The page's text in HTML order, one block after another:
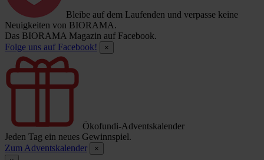
Bleibe auf dem Laufenden und verpasse keine
Neuigkeiten von BIORAMA.
Das BIORAMA Magazin auf Facebook.
Folge uns auf Facebook!
×
Ökofundi-Adventskalender
Jeden Tag ein neues Gewinnspiel.
Zum Adventskalender
×